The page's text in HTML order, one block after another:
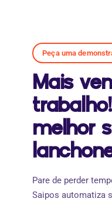
Peça uma
Mais
melhor
Pare de perder
Saipos automatiza